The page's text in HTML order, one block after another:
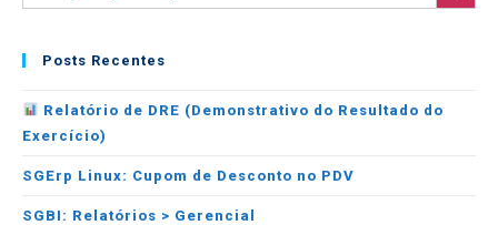
Posts Recentes
Relatório de DRE (Demonstrativo do Resultado do
Exercício)
SGErp Linux: Cupom de Desconto no PDV
SGBI: Relatórios > Gerencial